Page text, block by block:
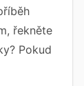
řekněte
Pokud